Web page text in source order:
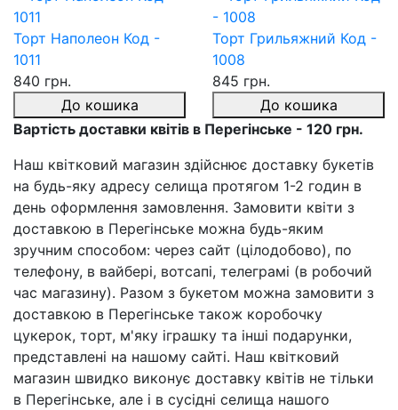
Торт Наполеон Код -
1011
840 грн.
До кошика
Торт Грильяжний Код -
1008
845 грн.
До кошика
Вартість доставки квітів в Перегінське - 120 грн.
Наш квітковий магазин здійснює доставку букетів
на будь-яку адресу селища протягом 1-2 годин в
день оформлення замовлення. Замовити квіти з
доставкою в Перегінське можна будь-яким
зручним способом: через сайт (цілодобово), по
телефону, в вайбері, вотсапі, телеграмі (в робочий
час магазину). Разом з букетом можна замовити з
доставкою в Перегінське також коробочку
цукерок, торт, м'яку іграшку та інші подарунки,
представлені на нашому сайті. Наш квітковий
магазин швидко виконує доставку квітів не тільки
в Перегінське, але і в сусідні селища нашого